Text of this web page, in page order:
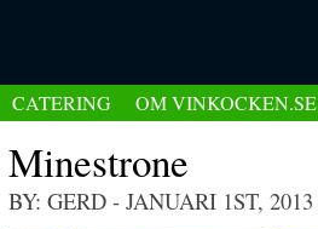
CATERING OM VINKOCKEN.SE
Minestrone
BY: GERD - JANUARI 1ST, 2013